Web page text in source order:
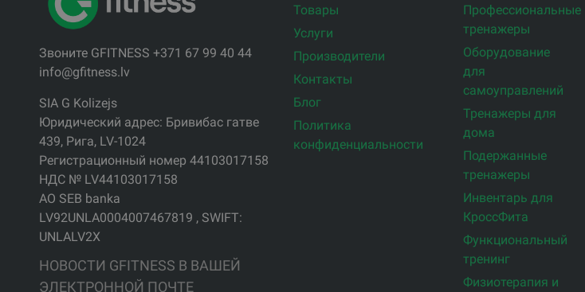
Звоните GFITNESS +371 67 99 40 44
info@gfitness.lv
SIA G Kolizejs
Юридический адрес: Бривибас гатве
439, Рига, LV-1024
Регистрационный номер 44103017158
НДС № LV44103017158
АО SEB banka
LV92UNLA0004007467819 , SWIFT:
UNLALV2X
НОВОСТИ GFITNESS В ВАШЕЙ
ЭЛЕКТРОННОЙ ПОЧТЕ
Товары
Услуги
Производители
Контакты
Блог
Политика
конфиденциальности
Профессиональные
тренажеры
Оборудование
для
самоуправлений
Тренажеры для
дома
Подержанные
тренажеры
Инвентарь для
КроссФита
Функциональный
тренинг
Физиотерапия и